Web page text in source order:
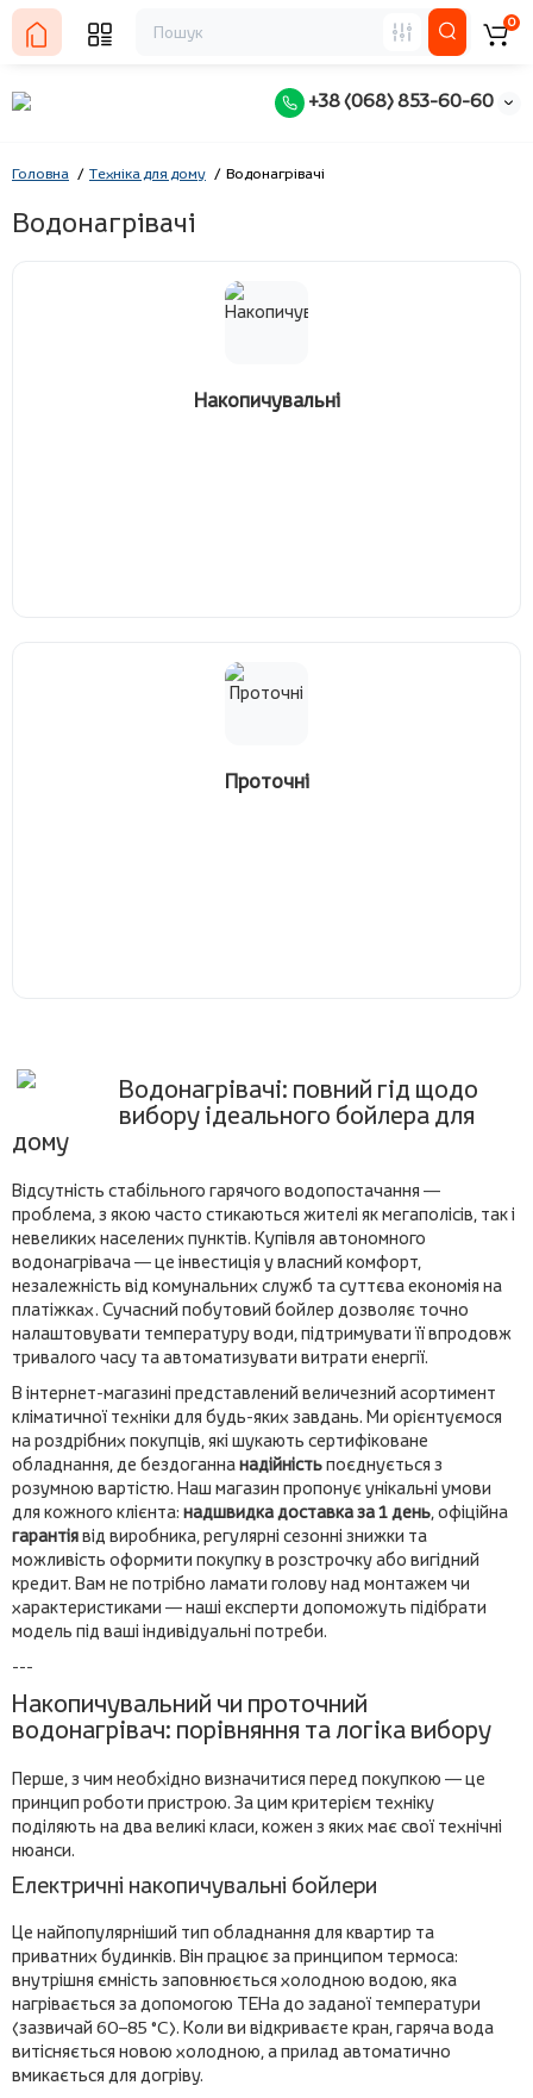
+38 (068) 853-60-60
0
Головна Техніка для дому Водонагрівачі
Водонагрівачі
Накопичувальні
Проточні
Водонагрівачі: повний гід щодо
вибору ідеального бойлера для
дому
Відсутність стабільного гарячого водопостачання —
проблема, з якою часто стикаються жителі як мегаполісів, так і
невеликих населених пунктів. Купівля автономного
водонагрівача — це інвестиція у власний комфорт,
незалежність від комунальних служб та суттєва економія на
платіжках. Сучасний побутовий бойлер дозволяє точно
налаштовувати температуру води, підтримувати її впродовж
тривалого часу та автоматизувати витрати енергії.
В інтернет-магазині представлений величезний асортимент
кліматичної техніки для будь-яких завдань. Ми орієнтуємося
на роздрібних покупців, які шукають сертифіковане
обладнання, де бездоганнанадійністьпоєднується з
розумною вартістю. Наш магазин пропонує унікальні умови
для кожного клієнта: надшвидка доставка за 1 день, офіційна
гарантіявід виробника, регулярні сезонні знижки та
можливість оформити покупку в розстрочку або вигідний
кредит. Вам не потрібно ламати голову над монтажем чи
характеристиками — наші експерти допоможуть підібрати
модель під ваші індивідуальні потреби.
---
Накопичувальний чи проточний
водонагрівач: порівняння та логіка вибору
Перше, з чим необхідно визначитися перед покупкою — це
принцип роботи пристрою. За цим критерієм техніку
поділяють на два великі класи, кожен з яких має свої технічні
нюанси.
Електричні накопичувальні бойлери
Це найпопулярніший тип обладнання для квартир та
приватних будинків. Він працює за принципом термоса:
внутрішня ємність заповнюється холодною водою, яка
нагрівається за допомогою ТЕНа до заданої температури
(зазвичай 60–85 °C). Коли ви відкриваєте кран, гаряча вода
витісняється новою холодною, а прилад автоматично
вмикається для догріву.